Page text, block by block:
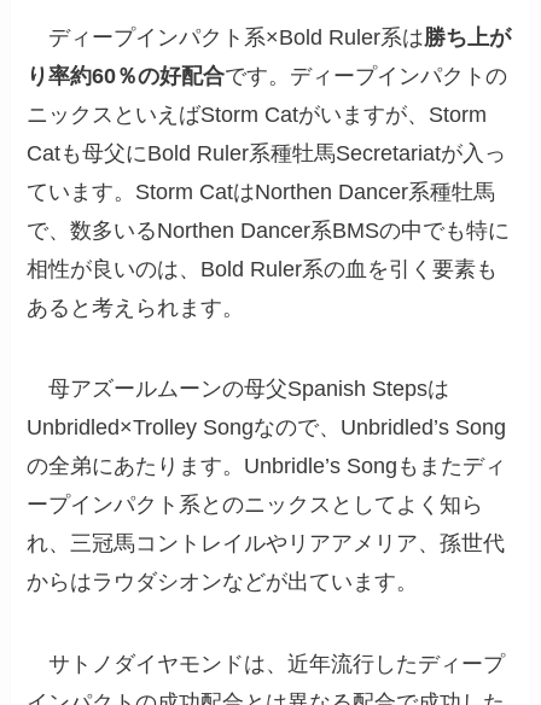
ディープインパクト 系×Bold Ruler系は勝ち上が
り率約60％の好配合です。 ディープインパクトの
ニックスといえばStorm Catがいますが、 Storm
Catも母父にBold Ruler系種牡馬Secretariatが入っ
ています。 Storm CatはNorthen Dancer系種牡馬
で、数多いるNorthen Dancer系BMSの中でも特に
相性が良いのは、 Bold Ruler系の血を引く要素も
あると考えられます。
母アズールムーンの母父Spanish Stepsは
Unbridled×Trolley Songなので、 Unbridled’s Song
の全弟にあたります。 Unbridle’s Song もまたディ
ープインパクト系とのニックスとしてよく知ら
れ、三冠馬コントレイルや リアアメリア、孫世代
からはラウダシオンなどが出ています。
サトノダイヤモンドは、近年流行したディープ